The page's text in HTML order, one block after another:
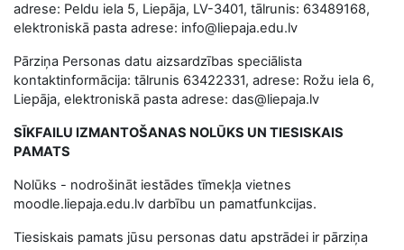
adrese: Peldu iela 5, Liepāja, LV-3401, tālrunis: 63489168,
elektroniskā pasta adrese: info@liepaja.edu.lv
Pārziņa Personas datu aizsardzības speciālista
kontaktinformācija: tālrunis 63422331, adrese: Rožu iela 6,
Liepāja, elektroniskā pasta adrese: das@liepaja.lv
SĪKFAILU IZMANTOŠANAS NOLŪKS UN TIESISKAIS
PAMATS
Nolūks - nodrošināt iestādes tīmekļa vietnes
moodle.liepaja.edu.lv darbību un pamatfunkcijas.
Tiesiskais pamats jūsu personas datu apstrādei ir pārziņa